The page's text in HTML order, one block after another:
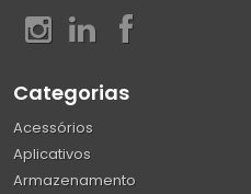
Categorias
Acessórios
Aplicativos
Armazenamento